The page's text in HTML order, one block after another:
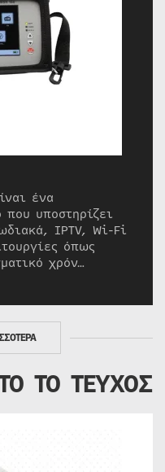
ένα
που υποστηρίζει
IPTV, Wi-Fi
όπως
χρόν…
ΤΟ ΤΕΥΧΟΣ